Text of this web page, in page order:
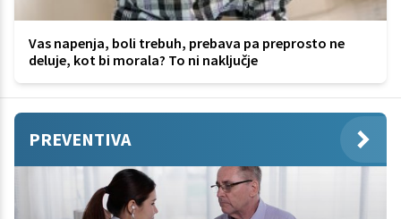
Vas napenja, boli trebuh, prebava pa preprosto ne
deluje, kot bi morala? To ni naključje
PREVENTIVA